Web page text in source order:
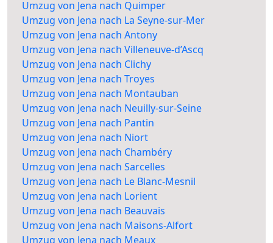
Umzug von Jena nach Quimper
Umzug von Jena nach La Seyne-sur-Mer
Umzug von Jena nach Antony
Umzug von Jena nach Villeneuve-d’Ascq
Umzug von Jena nach Clichy
Umzug von Jena nach Troyes
Umzug von Jena nach Montauban
Umzug von Jena nach Neuilly-sur-Seine
Umzug von Jena nach Pantin
Umzug von Jena nach Niort
Umzug von Jena nach Chambéry
Umzug von Jena nach Sarcelles
Umzug von Jena nach Le Blanc-Mesnil
Umzug von Jena nach Lorient
Umzug von Jena nach Beauvais
Umzug von Jena nach Maisons-Alfort
Umzug von Jena nach Meaux